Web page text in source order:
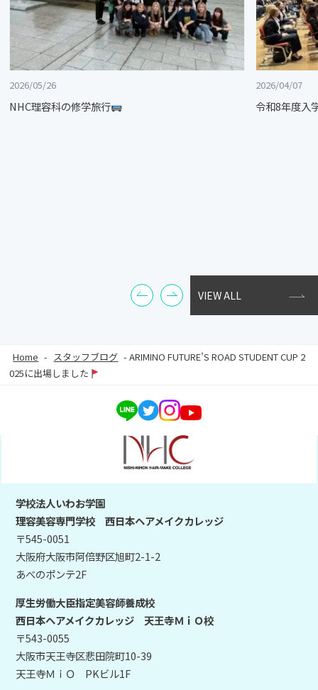
2026/05/26
NHC理容科の修学旅行
2026/04/07
令和8年度入
VIEW ALL
Home - スタッフブログ -ARIMINO FUTURE’S ROAD STUDENT CUP 2
025に出場しました
学校法人いわお学園
理容美容専門学校 西日本ヘアメイクカレッジ
〒545-0051
大阪府大阪市阿倍野区旭町2-1-2
あべのポンテ2F
厚生労働大臣指定美容師養成校
西日本ヘアメイクカレッジ 天王寺ＭｉＯ校
〒543-0055
大阪市天王寺区悲田院町10-39
天王寺ＭｉＯ PKビル1F